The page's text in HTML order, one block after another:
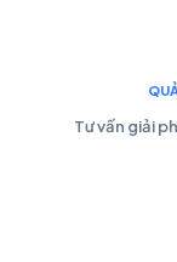
Tư vấn giải